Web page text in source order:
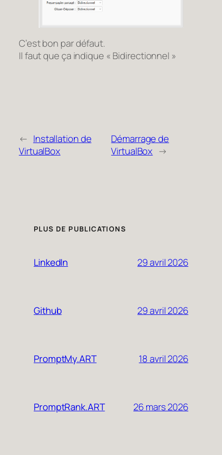
C’est bon par défaut.
Il faut que ça indique « Bidirectionnel »
← Installation de
VirtualBox
Démarrage de
VirtualBox →
PLUS DE PUBLICATIONS
LinkedIn 29 avril 2026
Github 29 avril 2026
PromptMy.ART 18 avril 2026
PromptRank.ART 26 mars 2026